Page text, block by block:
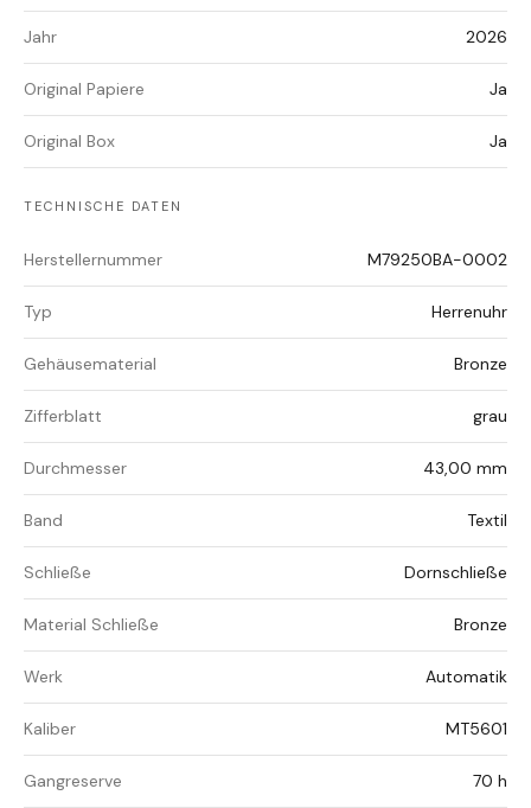
Jahr 2026
Original Papiere Ja
Original Box Ja
TECHNISCHE DATEN
Herstellernummer M79250BA-0002
Typ Herrenuhr
Gehäusematerial Bronze
Zifferblatt grau
Durchmesser 43,00 mm
Band Textil
Schließe Dornschließe
Material Schließe Bronze
Werk Automatik
Kaliber MT5601
Gangreserve 70 h